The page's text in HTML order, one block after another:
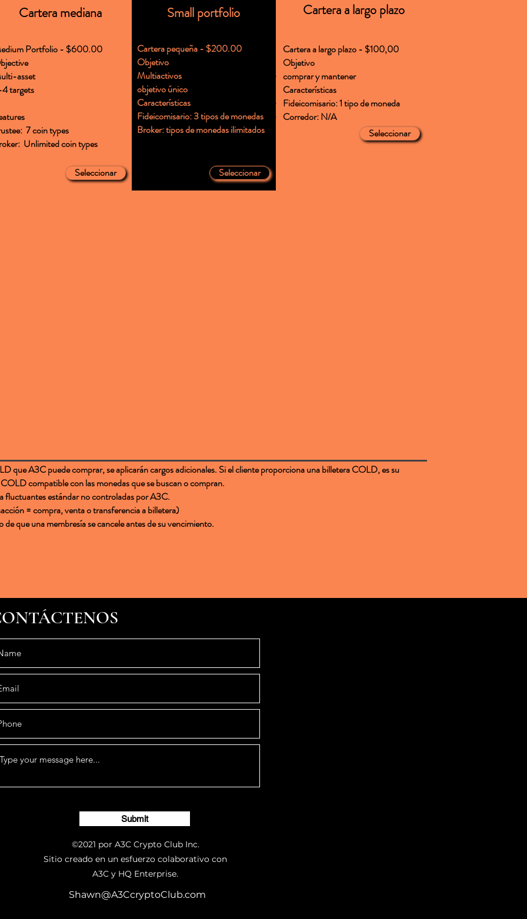
Cartera mediana
Portfolio - $600.00
asset​
targets
7 coin types
Unlimited coin types
Seleccionar
Small portfolio
Cartera pequeña - $200.00
Objetivo
Multiactivos
objetivo único
Características
Fideicomisario: 3 tipos de monedas
Broker: tipos de monedas ilimitados
Seleccionar
Cartera a largo plazo
Cartera a largo plazo - $100,00
Objetivo
comprar y mantener
Características
Fideicomisario: 1 tipo de moneda
Corredor: N/A
Seleccionar
que A3C puede comprar, se aplicarán cargos adicionales. Si el cliente proporciona una billetera COLD, es su
compatible con las monedas que se buscan o compran.
fluctuantes estándar no controladas por A3C.
= compra, venta o transferencia a billetera)
que una membresía se cancele antes de su vencimiento.
Submit
©2021 por A3C Crypto Club Inc.
Sitio creado en un esfuerzo colaborativo con
A3C y HQ Enterprise.
Shawn@A3CcryptoClub.com